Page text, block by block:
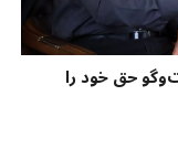
حق خود را